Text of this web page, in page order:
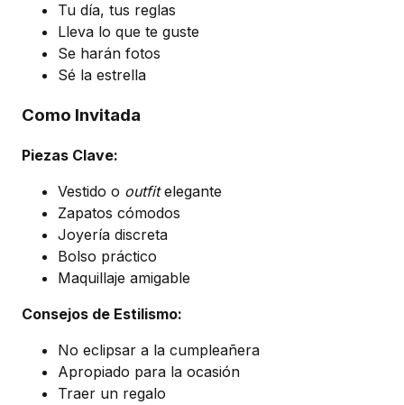
Tu día, tus reglas
Lleva lo que te guste
Se harán fotos
Sé la estrella
Como Invitada
Piezas Clave:
Vestido o outfitelegante
Zapatos cómodos
Joyería discreta
Bolso práctico
Maquillaje amigable
Consejos de Estilismo:
No eclipsar a la cumpleañera
Apropiado para la ocasión
Traer un regalo